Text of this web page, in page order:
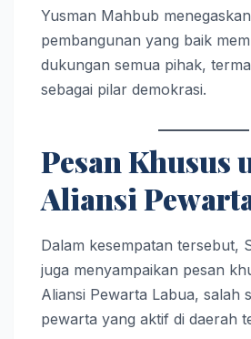
Yusman Mahbub
pembangunan yang baik
dukungan semua pihak,
sebagai pilar demokrasi.
Pesan Khusus
Aliansi
Dalam kesempatan tersebut,
juga menyampaikan pesan
Aliansi Pewarta Labua, salah
pewarta yang aktif di daerah